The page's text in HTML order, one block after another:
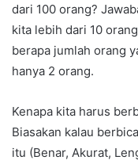
dari 100 orang?
kita lebih dari 10
berapa jumlah orang
hanya 2 orang.
Kenapa kita harus
Biasakan kalau
itu (Benar, Akurat,